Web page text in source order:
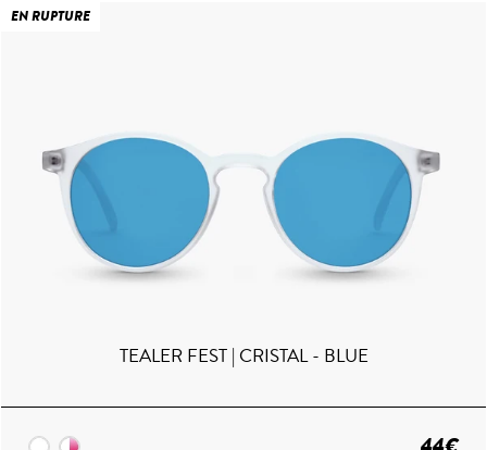
EN RUPTURE
TEALER FEST | CRISTAL - BLUE